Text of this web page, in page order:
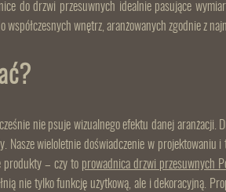
do drzwi przesuwnych idealnie pasujące
współczesnych wnętrz, aranżowanych zgodnie z
nie psuje wizualnego efektu danej aranżacji.
wieloletnie doświadczenie w
produkty – czy to prowadnica drzwi przesuwnych
nie tylko funkcję użytkową, ale i dekoracyjną.